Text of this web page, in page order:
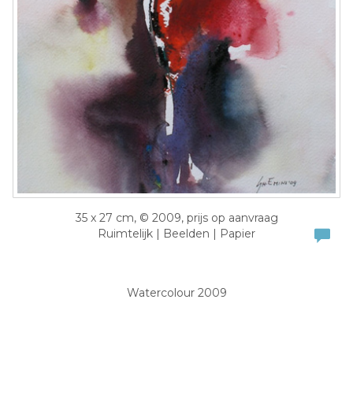
35 x 27 cm, © 2009, prijs op aanvraag
Ruimtelijk | Beelden | Papier
Watercolour 2009